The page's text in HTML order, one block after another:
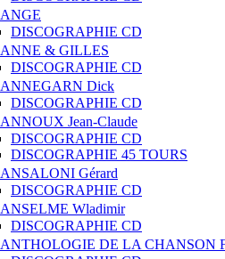
ANGE
DISCOGRAPHIE CD
ANNE & GILLES
DISCOGRAPHIE CD
ANNEGARN Dick
DISCOGRAPHIE CD
ANNOUX Jean-Claude
DISCOGRAPHIE CD
DISCOGRAPHIE 45 TOURS
ANSALONI Gérard
DISCOGRAPHIE CD
ANSELME Wladimir
DISCOGRAPHIE CD
ANTHOLOGIE DE LA CHANSON